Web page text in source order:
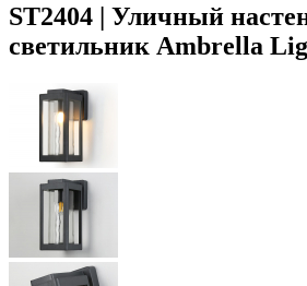
ST2404 | Уличный
светильник Ambrella